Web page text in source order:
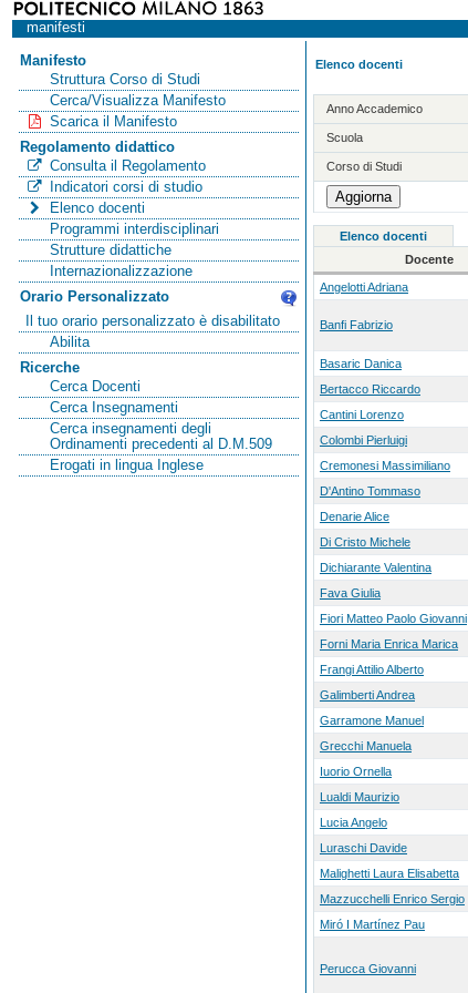
manifesti
Manifesto
Struttura Corso di Studi
Cerca/Visualizza Manifesto
Scarica il Manifesto
Regolamento didattico
Consulta il Regolamento
Indicatori corsi di studio
Elenco docenti
Programmi interdisciplinari
Strutture didattiche
Internazionalizzazione
Orario Personalizzato
Il tuo orario personalizzato è disabilitato
Abilita
Ricerche
Cerca Docenti
Cerca Insegnamenti
Cerca insegnamenti degli
Ordinamenti precedenti al D.M.509
Erogati in lingua Inglese
Elenco docenti
Anno Accademico
Scuola
Corso di Studi
Elenco docenti
Docente
Angelotti Adriana
Banfi Fabrizio
Basaric Danica
Bertacco Riccardo
Cantini Lorenzo
Colombi Pierluigi
Cremonesi Massimiliano
D'Antino Tommaso
Denarie Alice
Di Cristo Michele
Dichiarante Valentina
Fava Giulia
Fiori Matteo Paolo Giovanni
Forni Maria Enrica Marica
Frangi Attilio Alberto
Galimberti Andrea
Garramone Manuel
Grecchi Manuela
Iuorio Ornella
Lualdi Maurizio
Lucia Angelo
Luraschi Davide
Malighetti Laura Elisabetta
Mazzucchelli Enrico Sergio
Miró I Martínez Pau
Perucca Giovanni